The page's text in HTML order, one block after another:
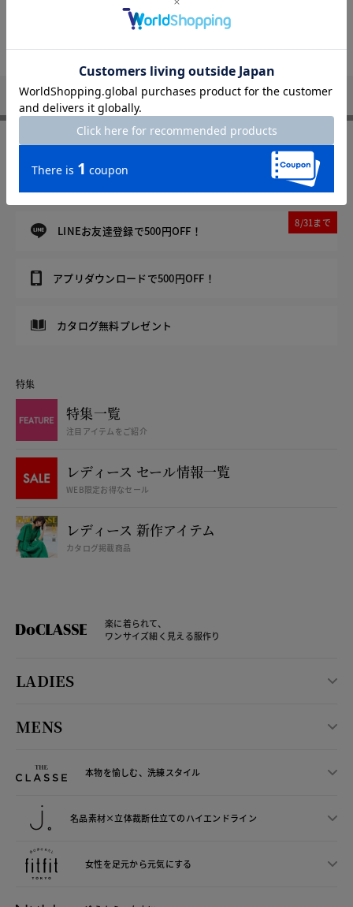
トップページへ
DoCLASSE Not Found
FOLLOW US
8/31まで
LINEお友達登録で500円OFF！
8/31まで
アプリダウンロードで500円OFF！
カタログ無料プレゼント
特集
特集一覧
注目アイテムをご紹介
レディース セール情報一覧
WEB限定お得なセール
レディース 新作アイテム
カタログ掲載商品
楽に着られて、
ワンサイズ細く見える服作り
LADIES
MENS
本物を愉しむ、洗練スタイル
名品素材×立体裁断仕立てのハイエンドライン
女性を足元から元気にする